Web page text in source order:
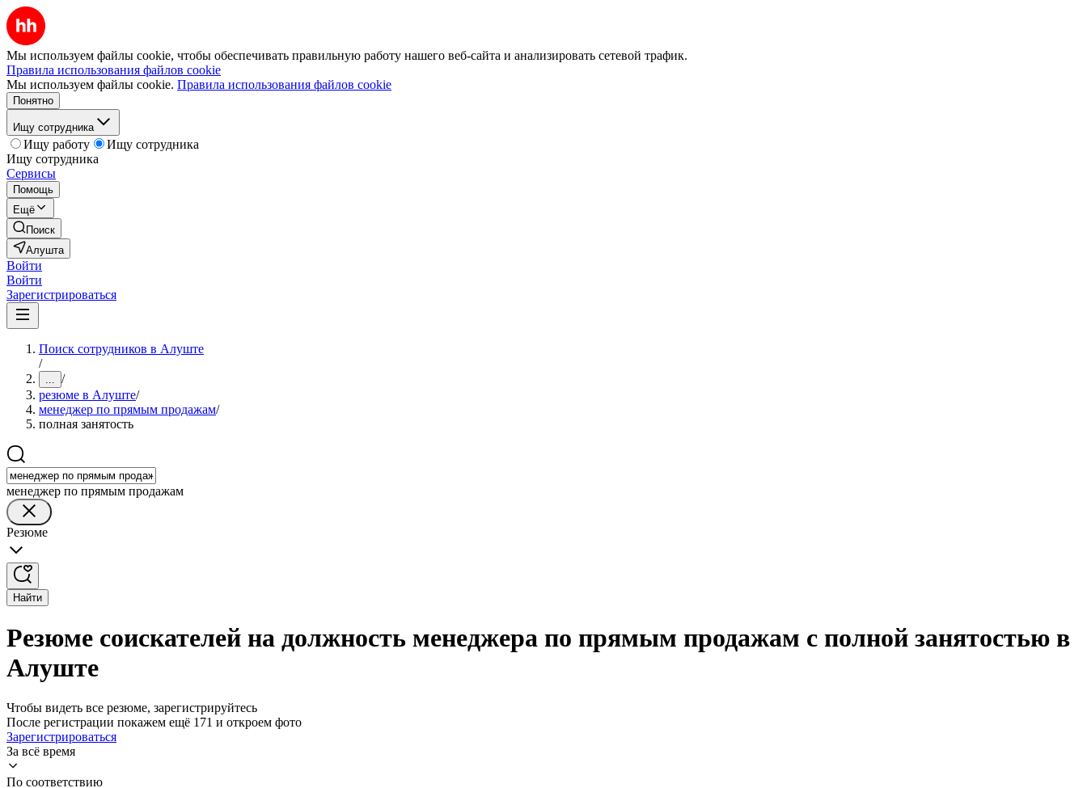
Мы используем файлы cookie, чтобы обеспечивать правильную работу нашего веб-сайта и анализировать сетевой трафик.
Правила использования файлов cookie
Мы используем файлы cookie. Правила использования файлов cookie
Понятно
Ищу сотрудника
Ищу работу
Ищу сотрудника
Ищу сотрудника
Сервисы
Помощь
Ещё
Поиск
Алушта
Войти
Войти
Зарегистрироваться
Поиск сотрудников в Алуште
/
... /
резюме в Алуште/
менеджер по прямым продажам/
полная занятость
менеджер по прямым продажам
Резюме
Найти
Резюме соискателей на должность менеджера по прямым продажам с полной занятостью в
Алуште
Чтобы видеть все резюме, зарегистрируйтесь
После регистрации покажем ещё 171 и откроем фото
Зарегистрироваться
За всё время
По соответствию